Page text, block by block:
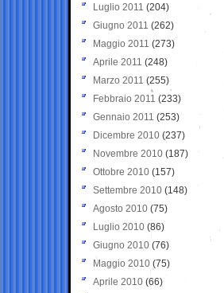
Luglio 2011 (204)
Giugno 2011 (262)
Maggio 2011 (273)
Aprile 2011 (248)
Marzo 2011 (255)
Febbraio 2011 (233)
Gennaio 2011 (253)
Dicembre 2010 (237)
Novembre 2010 (187)
Ottobre 2010 (157)
Settembre 2010 (148)
Agosto 2010 (75)
Luglio 2010 (86)
Giugno 2010 (76)
Maggio 2010 (75)
Aprile 2010 (66)